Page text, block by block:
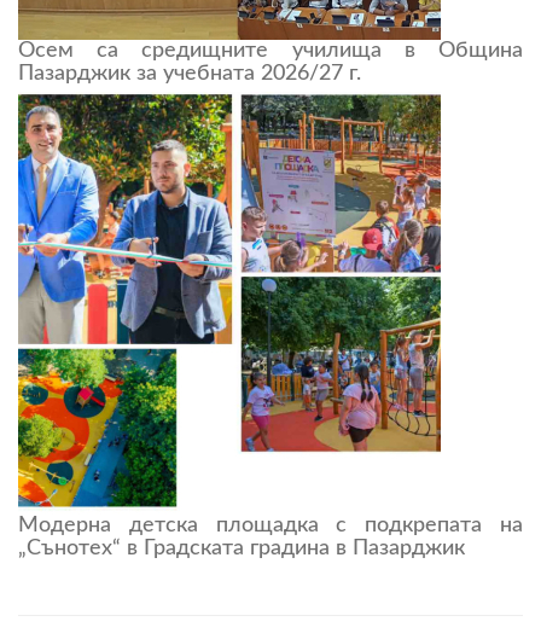
Осем са средищните училища в Община
Пазарджик за учебната 2026/27 г.
Модерна детска площадка с подкрепата на
„Сънотех“ в Градската градина в Пазарджик